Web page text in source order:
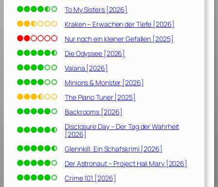
To My Sisters [2026]
Kraken – Erwachen der Tiefe [2026]
Nur noch ein kleiner Gefallen [2025]
Die Odyssee [2026]
Vaiana [2026]
Minions & Monster [2026]
The Piano Tuner [2025]
Backrooms [2026]
Disclosure Day – Der Tag der Wahrheit
[2026]
Glennkill: Ein Schafskrimi [2026]
Der Astronaut – Project Hail Mary [2026]
Crime 101 [2026]